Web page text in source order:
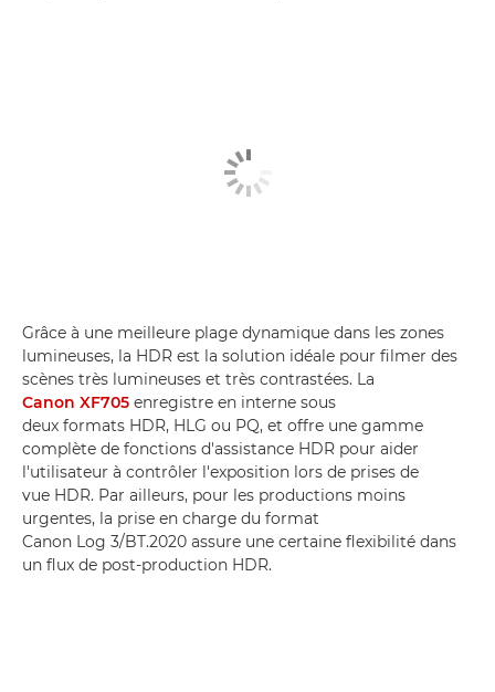
Grâce à une meilleure plage dynamique dans les zones
lumineuses, la HDR est la solution idéale pour filmer des
scènes très lumineuses et très contrastées. La
Canon XF705 enregistre en interne sous
deux formats HDR, HLG ou PQ, et offre une gamme
complète de fonctions d'assistance HDR pour aider
l'utilisateur à contrôler l'exposition lors de prises de
vue HDR. Par ailleurs, pour les productions moins
urgentes, la prise en charge du format
Canon Log 3/BT.2020 assure une certaine flexibilité dans
un flux de post-production HDR.